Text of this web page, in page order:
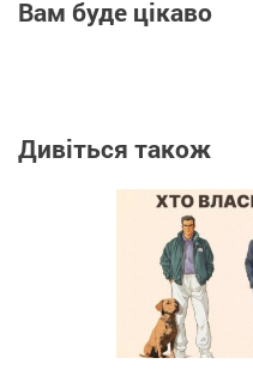
Вам буде цікаво
Дивіться також